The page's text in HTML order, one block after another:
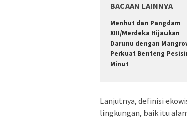
BACAAN LAINNYA
Menhut dan Pangdam
XIII/Merdeka Hijaukan
Darunu dengan
Perkuat Benteng
Minut
Lanjutnya, definisi
lingkungan, baik itu